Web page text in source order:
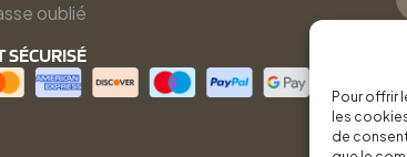
Pour offrir
les
de
oublié
SÉCURISÉ